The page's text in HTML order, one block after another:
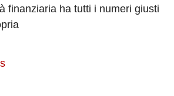
finanziaria ha tutti i numeri giusti